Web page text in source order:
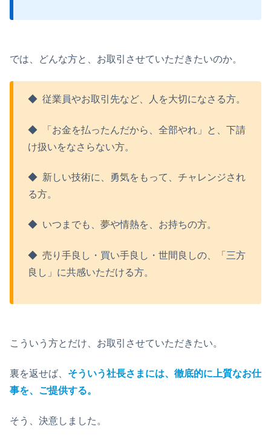
では、どんな方と、お取引させていただきたいのか。
◆ 従業員やお取引先など、人を大切になさる方。
◆ 「お金を払ったんだから、全部やれ」と、下請
け扱いをなさらない方。
◆ 新しい技術に、勇気をもって、チャレンジされ
る方。
◆ いつまでも、夢や情熱を、お持ちの方。
◆ 売り手良し・買い手良し・世間良しの、「三方
良し」に共感いただける方。
こういう方とだけ、お取引させていただきたい。
裏を返せば、 そういう社長さまには、徹底的に上質なお仕
事を、ご提供する。
そう、決意しました。